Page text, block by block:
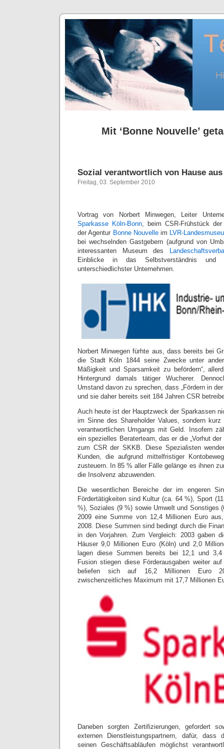
Mit ‘Bonne Nouvelle’
Sozial verantwortlich von Hause aus
Freitag, 03. September 2010
Vortrag von Norbert Minwegen, Leiter
Sparkasse Köln-Bonn, beim CSR-Frühstück
der Agentur Bonne Nouvelleim LVR-
bei wechselnden Gastgebern (aufgrund von
interessanten Museum des
Einblicke in das Selbstverständnis und
unterschiedlichster Unternehmen.
Norbert Minwegen fürhte aus, dass bereits bei
die Stadt Köln 1844 seine Zwecke unter
Mäßigkeit und Sparsamkeit zu befördern“,
Hintergrund damals tätiger Wucherer.
Umstand davon zu sprechen, dass „Fördern in
und sie daher bereits seit 184 Jahren CSR
Auch heute ist der Hauptzweck der Sparkassen
im Sinne des Shareholder Values, sondern
verantwortlichen Umgangs mit Geld. Insofern
ein spezielles Beraterteam, das er die „Vorhut der
zum CSR der SKKB. Diese Spezialisten
Kunden, die aufgrund mittelfristiger
zusteuern. In 85 % aller Fälle gelänge es ihnen
die Insolvenz abzuwenden.
Die wesentlichen Bereiche der im engeren
Fördertätigkeiten sind Kultur (ca. 64 %), Sport
%), Soziales (9 %) sowie Umwelt und Sonstiges
2009 eine Summe von 12,4 Millionen Euro
2008. Diese Summen sind bedingt durch die
in den Vorjahren. Zum Vergleich: 2003 gaben
Häuser 9,0 Millionen Euro (Köln) und 2,0
lagen diese Summen bereits bei 12,1 und
Fusion stiegen diese Förderausgaben weiter
beliefen sich auf 16,2 Millionen Euro
zwischenzeitliches Maximum mit 17,7 Millionen
Daneben sorgten Zertifizierungen, gefordert
externen Dienstleistungspartnern, dafür, dass
seinen Geschäftsabläufen möglichst